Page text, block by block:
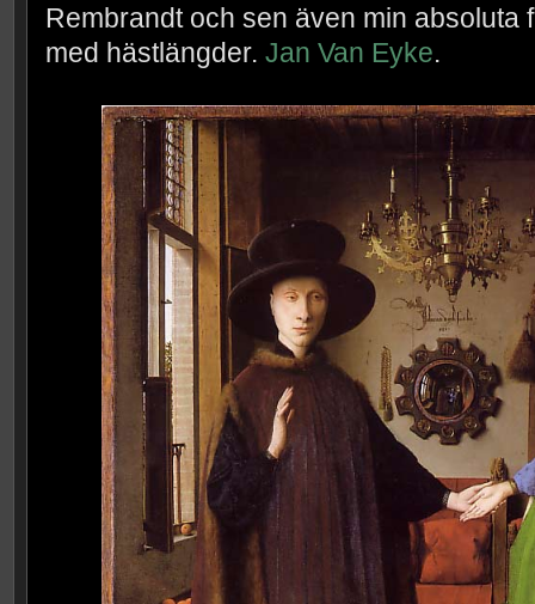
Rembrandt och sen även min absoluta
med hästlängder. Jan Van Eyke.